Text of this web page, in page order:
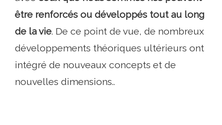
être renforcés ou développés tout au long
de la vie. De ce point de vue, de nombreux
développements théoriques ultérieurs ont
intégré de nouveaux concepts et de
nouvelles dimensions..